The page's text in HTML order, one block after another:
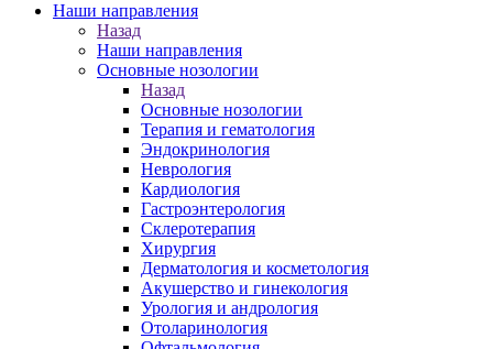
Наши направления
Назад
Наши направления
Основные нозологии
Назад
Основные нозологии
Терапия и гематология
Эндокринология
Неврология
Кардиология
Гастроэнтерология
Склеротерапия
Хирургия
Дерматология и косметология
Акушерство и гинекология
Урология и андрология
Отоларинология